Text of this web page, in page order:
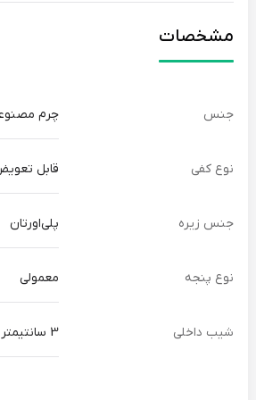
مشخصات
جنس چرم
نوع کفی قابل
جنس زیره پلی‌اورتان
نوع پنجه معمولی
شیب داخلی 3 سانتیمتر